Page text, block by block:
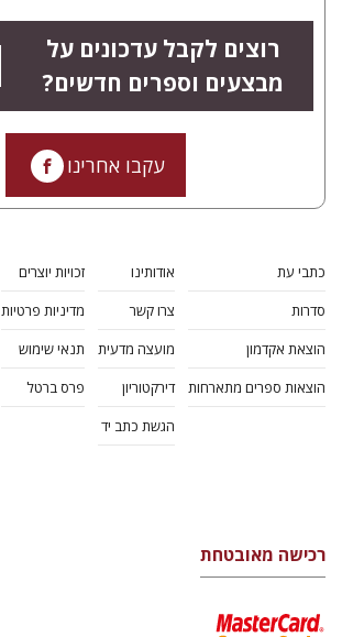
רוצים לקבל עדכונים על
מבצעים וספרים חדשים?
עקבו אחרינו
כתבי עת
סדרות
הוצאת אקדמון
הוצאות ספרים מתארחות
אודותינו
צרו קשר
מועצה מדעית
דירקטוריון
הגשת כתב יד
זכויות יוצרים
מדיניות פרטיות
תנאי שימוש
פרס ברטל
רכישה מאובטחת